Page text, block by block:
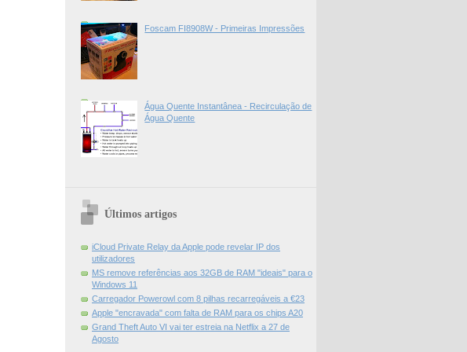
Foscam FI8908W - Primeiras Impressões
Água Quente Instantânea - Recirculação de
Água Quente
Últimos artigos
iCloud Private Relay da Apple pode revelar IP dos
utilizadores
MS remove referências aos 32GB de RAM "ideais" para o
Windows 11
Carregador Powerowl com 8 pilhas recarregáveis a €23
Apple "encravada" com falta de RAM para os chips A20
Grand Theft Auto VI vai ter estreia na Netflix a 27 de
Agosto